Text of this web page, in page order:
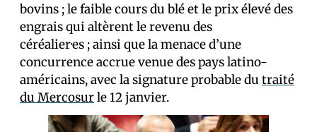
bovins ; le faible cours du blé et le prix élevé des
engrais qui altèrent le revenu des
céréalier·es ; ainsi que la menace d’une
concurrence accrue venue des pays latino-
américains, avec la signature probable du traité
du Mercosurle 12 janvier.